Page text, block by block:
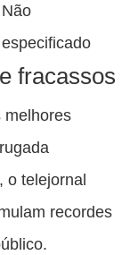
Não
especificado
fracassos
melhores
o telejornal
recordes